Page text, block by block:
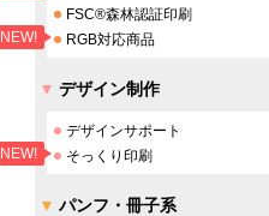
FSC®森林認証印刷
NEW! RGB対応商品
デザイン制作
デザインサポート
NEW! そっくり印刷
パンフ・冊子系